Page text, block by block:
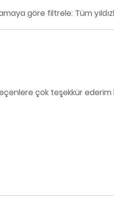
göre filtrele: Tüm
çok teşekkür ederim